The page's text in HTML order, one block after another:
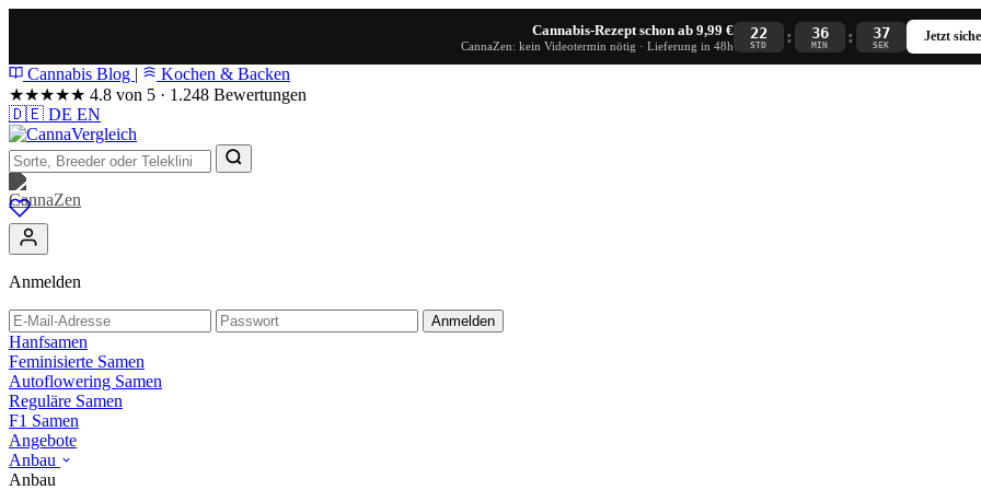
Cannabis-Rezept schon ab 9,99 €
CannaZen: kein Videotermin nötig · Lieferung in 48h
22
STD : 36
MIN : 36
SEK
Jetzt
Cannabis Blog |
Kochen & Backen
★★★★★ 4.8 von 5 · 1.248 Bewertungen
🇩🇪 DE EN
Anmelden
Anmelden
Hanfsamen
Feminisierte Samen
Autoflowering Samen
Reguläre Samen
F1 Samen
Angebote
Anbau
Anbau